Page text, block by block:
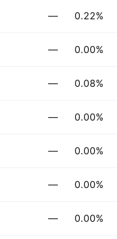
— 0.22%
— 0.00%
— 0.08%
— 0.00%
— 0.00%
— 0.00%
— 0.00%